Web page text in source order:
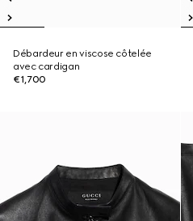
Débardeur en viscose côtelée
avec cardigan
€1,700